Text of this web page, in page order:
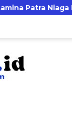
Regional